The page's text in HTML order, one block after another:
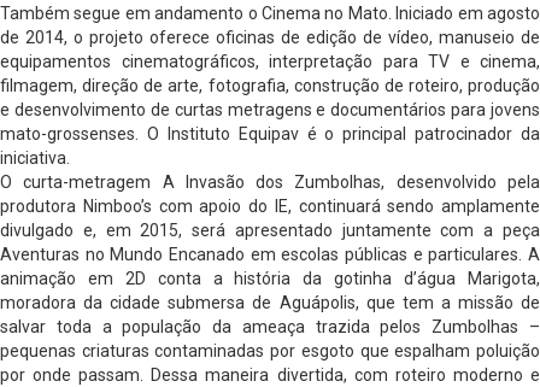
Também segue em andamento o Cinema no Mato. Iniciado em agosto
de 2014, o projeto oferece oficinas de edição de vídeo, manuseio de
equipamentos cinematográficos, interpretação para TV e cinema,
filmagem, direção de arte, fotografia, construção de roteiro, produção
e desenvolvimento de curtas metragens e documentários para jovens
mato-grossenses. O Instituto Equipav é o principal patrocinador da
iniciativa.
O curta-metragem A Invasão dos Zumbolhas, desenvolvido pela
produtora Nimboo’s com apoio do IE, continuará sendo amplamente
divulgado e, em 2015, será apresentado juntamente com a peça
Aventuras no Mundo Encanado em escolas públicas e particulares. A
animação em 2D conta a história da gotinha d’água Marigota,
moradora da cidade submersa de Aguápolis, que tem a missão de
salvar toda a população da ameaça trazida pelos Zumbolhas –
pequenas criaturas contaminadas por esgoto que espalham poluição
por onde passam. Dessa maneira divertida, com roteiro moderno e